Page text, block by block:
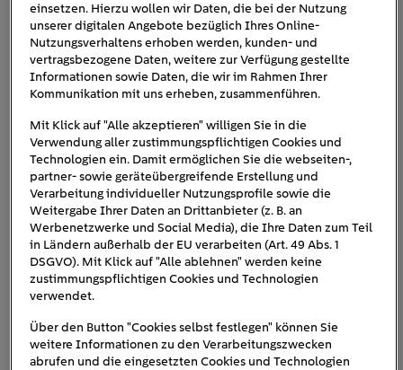
Events
Treffen Sie uns und unsere Experten persönlich auf
Messen und Veranstaltungen.
05.10.2026
TRANSFORM & BEYOND BY EXPO REAL MÜNCHEN
Aktuelle Events ansehen
einsetzen. Hierzu wollen wir Daten, die bei der Nutzung
unserer digitalen Angebote bezüglich Ihres Online-
Nutzungsverhaltens erhoben werden, kunden- und
vertragsbezogene Daten, weitere zur Verfügung gestellte
Informationen sowie Daten, die wir im Rahmen Ihrer
Kommunikation mit uns erheben, zusammenführen.
Mit Klick auf "Alle akzeptieren" willigen Sie in die
Verwendung aller zustimmungspflichtigen Cookies und
Technologien ein. Damit ermöglichen Sie die webseiten-,
partner- sowie geräteübergreifende Erstellung und
Verarbeitung individueller Nutzungsprofile sowie die
Weitergabe Ihrer Daten an Drittanbieter (z. B. an
Werbenetzwerke und Social Media), die Ihre Daten zum Teil
in Ländern außerhalb der EU verarbeiten (Art. 49 Abs. 1
DSGVO). Mit Klick auf "Alle ablehnen" werden keine
zustimmungspflichtigen Cookies und Technologien
verwendet.
Über den Button "Cookies selbst festlegen" können Sie
weitere Informationen zu den Verarbeitungszwecken
abrufen und die eingesetzten Cookies und Technologien